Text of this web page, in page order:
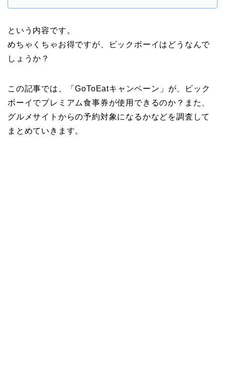
という内容です。
めちゃくちゃお得ですが、ビックボーイはどうなんで
しょうか？
この記事では、「GoToEatキャンペーン」が、ビック
ボーイでプレミアム食事券が使用できるのか？また、
グルメサイトからの予約対象になるかなどを調査して
まとめていきます。